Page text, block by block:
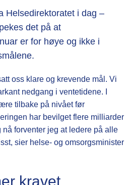
Helsedirektoratet i dag –
det på at
er for høye og ikke i
oss klare og krevende mål. Vi
nedgang i ventetidene. I
tilbake på nivået før
har bevilget flere milliarder
nå forventer jeg at ledere på alle
sier helse- og omsorgsminister
kravet